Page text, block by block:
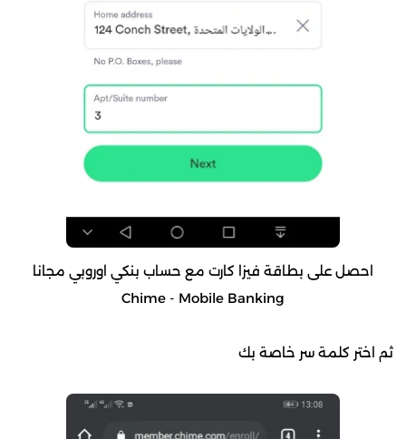
احصل على بطاقة فيزا كارت مع حساب بنكي اوروبي مجانا
Chime - Mobile Banking
ثم اختر كلمة سر خاصة بك